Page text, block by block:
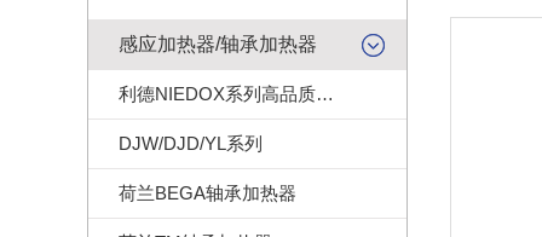
感应加热器/轴承加热器
利德NIEDOX系列高品质轴承加热器
DJW/DJD/YL系列
荷兰BEGA轴承加热器